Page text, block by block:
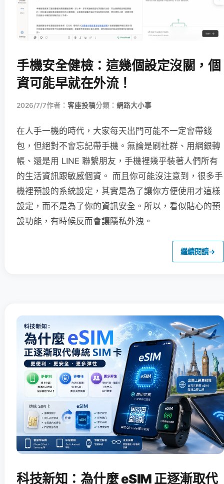
手機安全健檢：這幾個設定沒關，個
資可能早就在外流！
2026/7/7作者： 客座投稿分類： 網路大小事
在人手一機的時代，大家每天出門可能不一定會帶錢
包，但絕對不會忘記帶手機。無論是刷社群、用網銀轉
帳、還是用 LINE 聯繫朋友，手機裡幾乎裝著人們所有
的生活資訊跟敏感個資。 而且你可能沒注意到，很多手
機裡預設的系統設定，其實是為了讓你方便使用才這樣
設定，而不是為了你的資訊安全。所以，看似貼心的預
設功能，有時候反而會讓隱私外洩。
繼續閱讀→
科技新知：為什麼 eSIM 正逐漸取代